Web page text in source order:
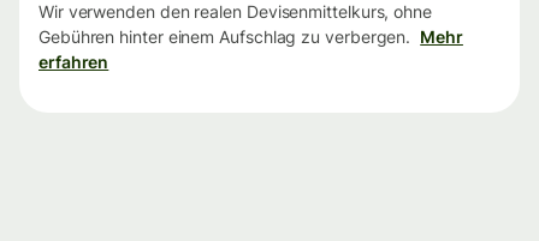
Wir verwenden den realen Devisenmittelkurs, ohne
Gebühren hinter einem Aufschlag zu verbergen. Mehr
erfahren